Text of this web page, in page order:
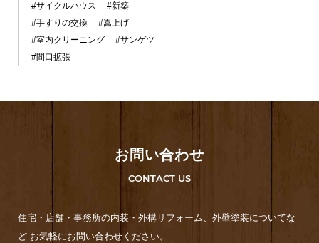
#サイクルハウス
#新築
#手すりの交換
#嵩上げ
#室内クリーニング
#サンゲツ
#間口拡張
お問い合わせ
CONTACT US
住宅・店舗・事務所の内装・外構リフォーム、外壁塗装についてな
ど お気軽にお問い合わせください。